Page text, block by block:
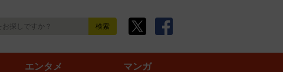
エンタメ マンガ